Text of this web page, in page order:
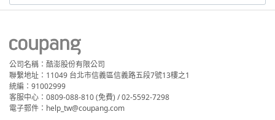
公司名稱：酷澎股份有限公司
聯繫地址：11049 台北市信義區信義路五段7號13樓之1
統編：91002999
客服中心：0809-088-810 (免費) / 02-5592-7298
電子郵件：help_tw@coupang.com